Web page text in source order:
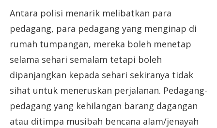
Antara polisi menarik melibatkan para
pedagang, para pedagang yang menginap di
rumah tumpangan, mereka boleh menetap
selama sehari semalam tetapi boleh
dipanjangkan kepada sehari sekiranya tidak
sihat untuk meneruskan perjalanan. Pedagang-
pedagang yang kehilangan barang dagangan
atau ditimpa musibah bencana alam/jenayah